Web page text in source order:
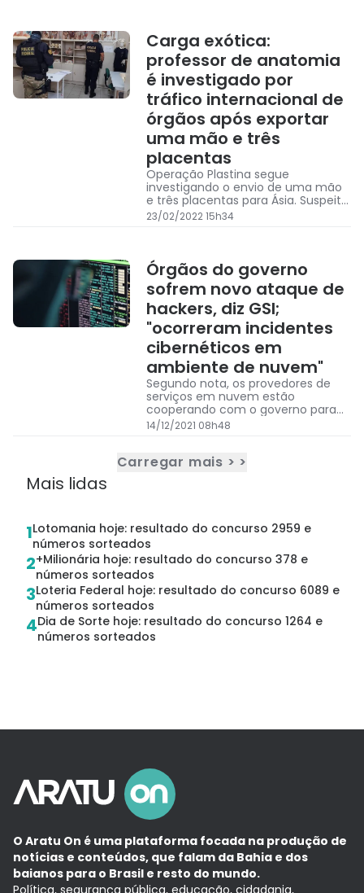
Carga exótica:
professor de anatomia
é investigado por
tráfico internacional de
órgãos após exportar
uma mão e três
placentas
Operação Plastina segue
investigando o envio de uma mão
e três placentas para Ásia. Suspeito
era professor da Universidade do
Estado do Amazonas
23/02/2022 15h34
Órgãos do governo
sofrem novo ataque de
hackers, diz GSI;
"ocorreram incidentes
cibernéticos em
ambiente de nuvem"
Segundo nota, os provedores de
serviços em nuvem estão
cooperando com o governo para
resolver o problema e que o
governo está atuando de forma
serviços.
14/12/2021 08h48
Carregar mais > >
Mais lidas
1Lotomania hoje: resultado do concurso 2959 e
números sorteados
2+Milionária hoje: resultado do concurso 378 e
números sorteados
3Loteria Federal hoje: resultado do concurso 6089 e
números sorteados
4Dia de Sorte hoje: resultado do concurso 1264 e
números sorteados
O Aratu On é uma plataforma focada na produção de
notícias e conteúdos, que falam da Bahia e dos
baianos para o Brasil e resto do mundo.
Política, segurança pública, educação, cidadania,